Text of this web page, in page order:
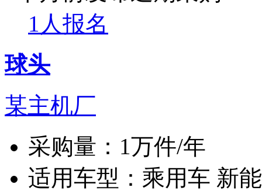
1人报名
球头
某主机厂
采购量： 1万件/年
适用车型： 乘用车 新